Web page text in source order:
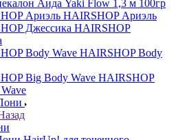
Аида Yaki Flow 1,3 м 100гр
HAIRSHOP Ариэль
HAIRSHOP
HAIRSHOP Body
HAIRSHOP